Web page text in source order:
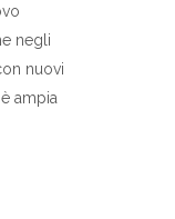
negli
nuovi
ampia